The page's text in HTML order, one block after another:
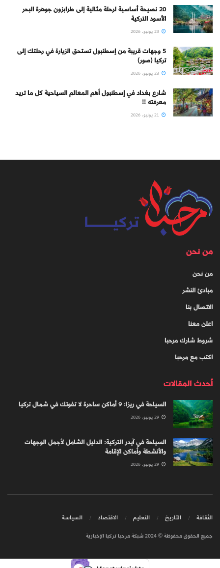
20 نصيحة أساسية لرحلة مثالية إلى طرابزون جوهرة البحر
الأسود التركية
5 وجهات قريبة من إسطنبول تستحق الزيارة في رحلتك إلى
تركيا (صور)
شارع بغداد في إسطنبول أهم المعالم السياحية كل ما تريد
معرفته !!
من نحن
من نحن
مبادئ النشر
الاتصال بنا
اعلن معنا
شروط شارك مرحبا
اكتب مع مرحبا
أحدث المقالات
السياحة في ريزا: 9 أماكن ساحرة لا تفوتك في شمال تركيا
السياحة في آيدر التركية: الدليل الشامل لأجمل الوجهات
والأنشطة وأماكن الإقامة
الثقافة التاريخ التعليم الاقتصاد السياسة
جميع الحقوق محفوظة © 2024 شبكة مرحبا تركيا الإخبارية